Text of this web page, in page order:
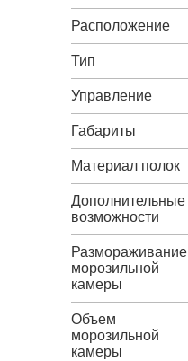
Расположение
Тип
Управление
Габариты
Материал полок
Дополнительные
возможности
Размораживание
морозильной
камеры
Объем
морозильной
камеры